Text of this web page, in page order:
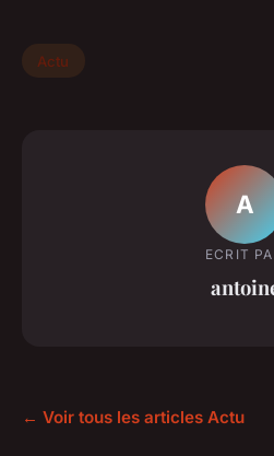
Actu
A
ECRIT
← Voir tous les articles Actu